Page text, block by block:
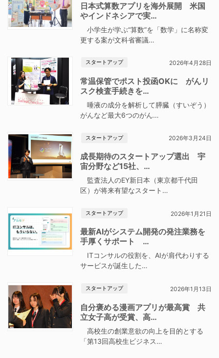
日本式算数アプリを海外展開 米国
やインドネシアで実…
小学生が学ぶ“算数”を「数学」に名称変
更する案が文科省審議…
スタートアップ 2026年4月28日
常温保管でポスト投函OKに がんリ
スク検査手続きを…
唾液の成分を解析して膵臓（すいぞう）
がんなど最大6つのがん…
スタートアップ 2026年3月24日
成長期待のスタートアップ選出 宇
宙分野など15社、…
監査法人のEY新日本（東京都千代田
区）が将来有望なスタート…
スタートアップ 2026年1月21日
最新AIがシステム開発の発注業務を
手厚くサポート …
ITコンサルの役割を、AIが肩代わりする
サービスが誕生した…
スタートアップ 2026年1月13日
自分褒める漫画アプリが最高賞 共
立女子高が受賞、高…
高校生の創業意欲の向上を目的とする
「第13回高校生ビジネス…